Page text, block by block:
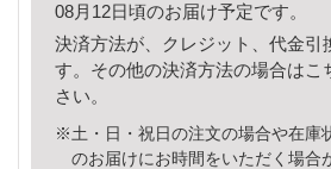
08月12日頃のお届け予定です。
決済方法が、クレジット、代金引
す。その他の決済方法の場合はこ
さい。
※土・日・祝日の注文の場合や在庫
のお届けにお時間をいただく場合